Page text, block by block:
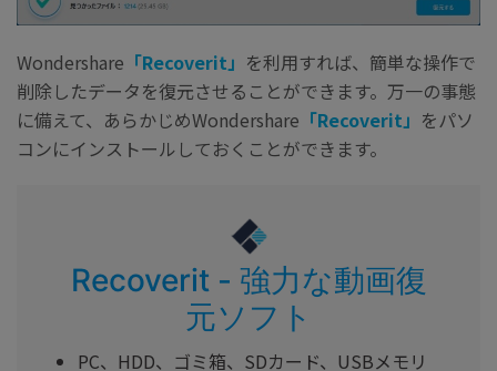
Wondershare 「Recoverit」 を利用すれば、簡単な操作で
削除したデータを復元させることができます。万一の事態
に備えて、あらかじめWondershare 「Recoverit」 をパソ
コンにインストールしておくことができます。
Recoverit - 強力な動画復
元ソフト
PC、HDD、ゴミ箱、SDカード、USBメモリ